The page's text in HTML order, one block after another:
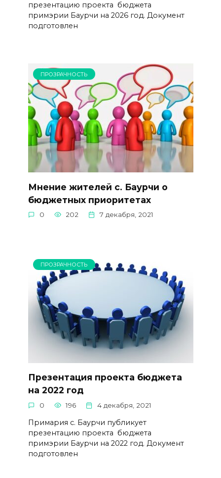
презентацию проекта бюджета
примэрии Баурчи на 2026 год. Документ
подготовлен
ПРОЗРАЧНОСТЬ
Мнение жителей с. Баурчи о
бюджетных приоритетах
0 202 7 декабря, 2021
ПРОЗРАЧНОСТЬ
Презентация проекта бюджета
на 2022 год
0 196 4 декабря, 2021
Примария с. Баурчи публикует
презентацию проекта бюджета
примэрии Баурчи на 2022 год. Документ
подготовлен